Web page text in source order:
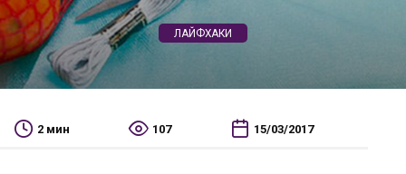
ЛАЙФХАКИ
2 мин 107 15/03/2017